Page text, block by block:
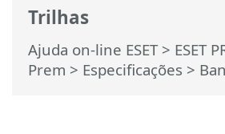
Trilhas
Ajuda on-line ESET> ESET
Prem > Especificações >